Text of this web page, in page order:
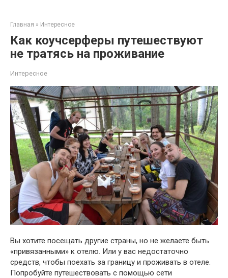
контенту
Главная » Интересное
Как коучсерферы путешествуют
не тратясь на проживание
Интересное
Вы хотите посещать другие страны, но не желаете быть
«привязанными» к отелю. Или у вас недостаточно
средств, чтобы поехать за границу и проживать в отеле.
Попробуйте путешествовать с помощью сети